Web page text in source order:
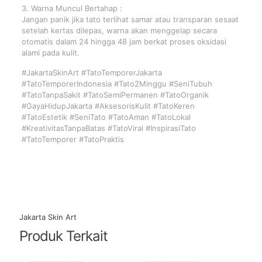
3. Warna Muncul Bertahap :
Jangan panik jika tato terlihat samar atau transparan sesaat
setelah kertas dilepas, warna akan menggelap secara
otomatis dalam 24 hingga 48 jam berkat proses oksidasi
alami pada kulit.
#JakartaSkinArt #TatoTemporerJakarta
#TatoTemporerIndonesia #Tato2Minggu #SeniTubuh
#TatoTanpaSakit #TatoSemiPermanen #TatoOrganik
#GayaHidupJakarta #AksesorisKulit #TatoKeren
#TatoEstetik #SeniTato #TatoAman #TatoLokal
#KreativitasTanpaBatas #TatoViral #InspirasiTato
#TatoTemporer #TatoPraktis
Jakarta Skin Art
Produk Terkait